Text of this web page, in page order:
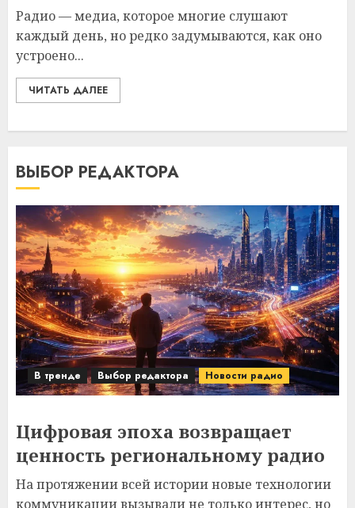
Радио — медиа, которое многие слушают
каждый день, но редко задумываются, как оно
устроено...
ЧИТАТЬ ДАЛЕЕ
ВЫБОР РЕДАКТОРА
В тренде Выбор редактора Новости радио
Цифровая эпоха возвращает
ценность региональному радио
На протяжении всей истории новые технологии
коммуникации вызывали не только интерес, но